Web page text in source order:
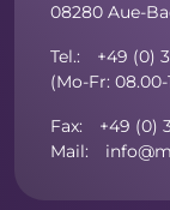
08280 Aue-
Tel.: +49 (0)
(Mo-Fr:
Fax: +49 (0)
Mail: